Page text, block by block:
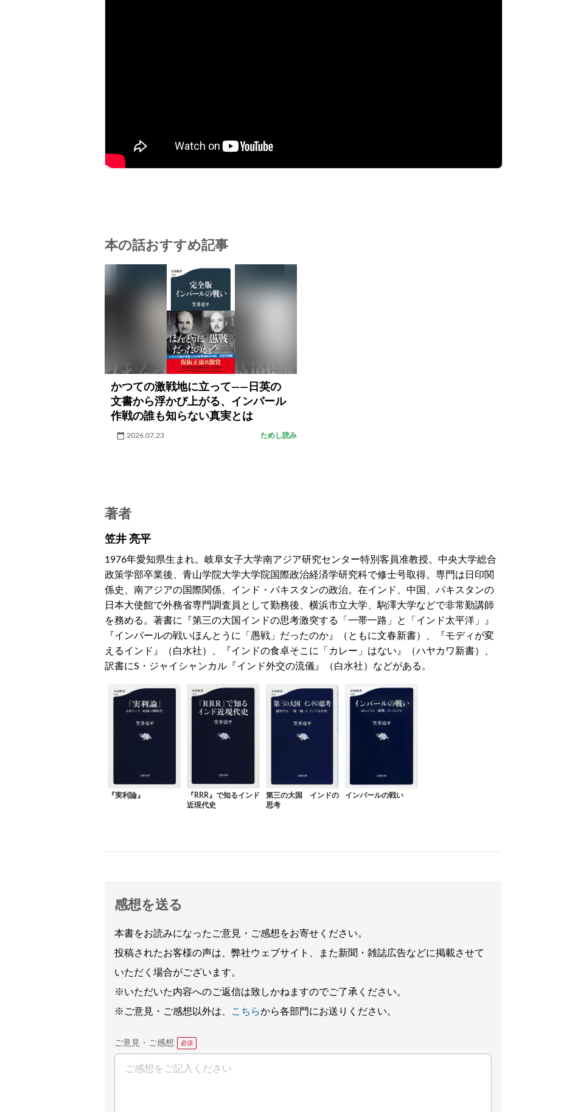
本の話おすすめ記事
かつての激戦地に立って――日英の
文書から浮かび上がる、インパール
作戦の誰も知らない真実とは
2026.07.23 ためし読み
著者
笠井 亮平
1976年愛知県生まれ。岐阜女子大学南アジア研究センター特別客員准教授。中央大学総合
政策学部卒業後、青山学院大学大学院国際政治経済学研究科で修士号取得。専門は日印関
係史、南アジアの国際関係、インド・パキスタンの政治。在インド、中国、パキスタンの
日本大使館で外務省専門調査員として勤務後、横浜市立大学、駒澤大学などで非常勤講師
を務める。著書に『第三の大国インドの思考激突する「一帯一路」と「インド太平洋」』
『インパールの戦いほんとうに「愚戦」だったのか』（ともに文春新書）、『モディが変
えるインド』（白水社）、『インドの食卓そこに「カレー」はない』（ハヤカワ新書）、
訳書にS・ジャイシャンカル『インド外交の流儀』（白水社）などがある。
『実利論』
『RRR』で知るインド
近現代史
第三の大国 インドの
思考
インパールの戦い
感想を送る
本書をお読みになったご意見・ご感想をお寄せください。
投稿されたお客様の声は、弊社ウェブサイト、また新聞・雑誌広告などに掲載させて
いただく場合がございます。
※いただいた内容へのご返信は致しかねますのでご了承ください。
※ご意見・ご感想以外は、
こちらから各部門にお送りください。
ご意見・ご感想